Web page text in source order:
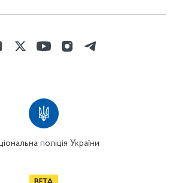
поліція України